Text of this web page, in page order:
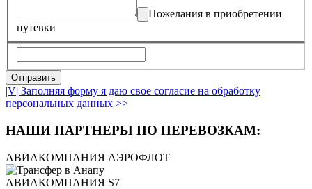
Пожелания в приобретении
путевки
|V| Заполняя форму я даю свое согласие на обработку
персональных данных >>
НАШИ ПАРТНЕРЫ ПО ПЕРЕВОЗКАМ:
АВИАКОМПАНИЯ АЭРОФЛОТ
АВИАКОМПАНИЯ S7